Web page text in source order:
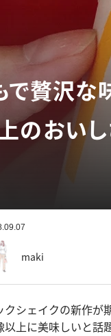
で贅沢な
のおいし
maki
クシェイクの新作が
以上に美味しいと話